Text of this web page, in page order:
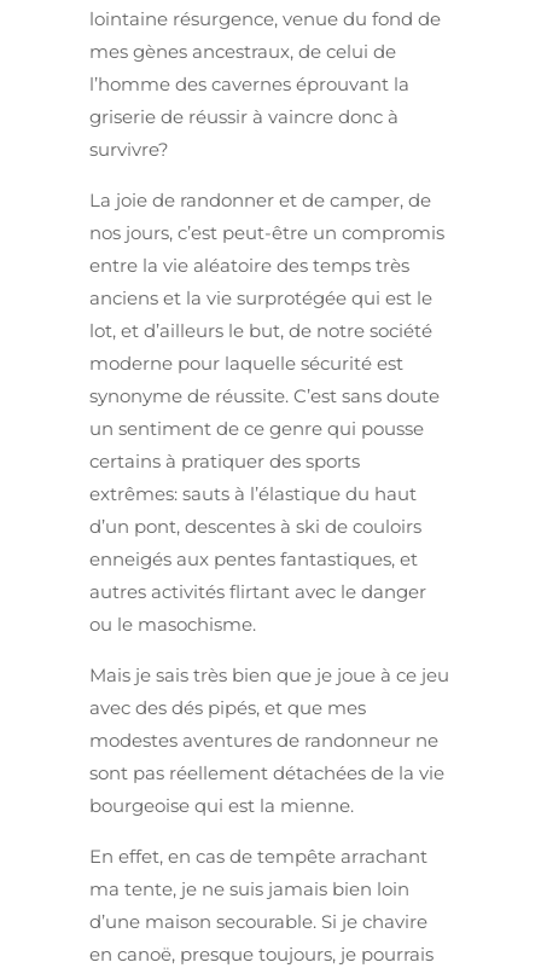
lointaine résurgence, venue du fond de
mes gènes ancestraux, de celui de
l’homme des cavernes éprouvant la
griserie de réussir à vaincre donc à
survivre?
La joie de randonner et de camper, de
nos jours, c’est peut-être un compromis
entre la vie aléatoire des temps très
anciens et la vie surprotégée qui est le
lot, et d’ailleurs le but, de notre société
moderne pour laquelle sécurité est
synonyme de réussite. C’est sans doute
un sentiment de ce genre qui pousse
certains à pratiquer des sports
extrêmes: sauts à l’élastique du haut
d’un pont, descentes à ski de couloirs
enneigés aux pentes fantastiques, et
autres activités flirtant avec le danger
ou le masochisme.
Mais je sais très bien que je joue à ce jeu
avec des dés pipés, et que mes
modestes aventures de randonneur ne
sont pas réellement détachées de la vie
bourgeoise qui est la mienne.
En effet, en cas de tempête arrachant
ma tente, je ne suis jamais bien loin
d’une maison secourable. Si je chavire
en canoë, presque toujours, je pourrais